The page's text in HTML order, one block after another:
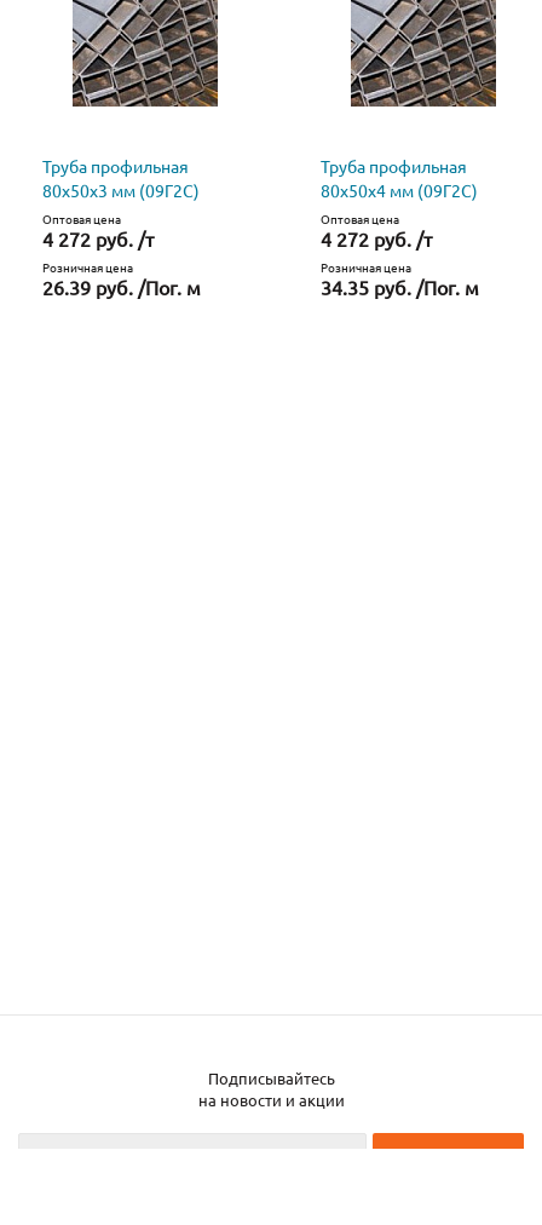
Труба профильная
80х50х3 мм (09Г2С)
Оптовая цена
4 272 руб. /т
Розничная цена
26.39 руб. /Пог. м
Труба профильная
80х50х4 мм (09Г2С)
Оптовая цена
4 272 руб. /т
Розничная цена
34.35 руб. /Пог. м
Подписывайтесь
на новости и акции